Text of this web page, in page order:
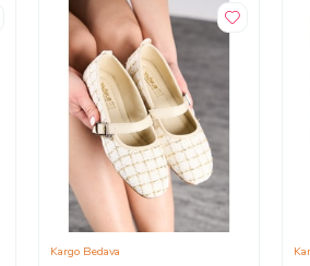
Kargo Bedava